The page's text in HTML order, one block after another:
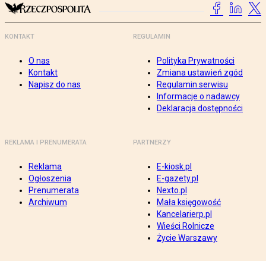
KONTAKT
O nas
Kontakt
Napisz do nas
REGULAMIN
Polityka Prywatności
Zmiana ustawień zgód
Regulamin serwisu
Informacje o nadawcy
Deklaracja dostępności
REKLAMA I PRENUMERATA
Reklama
Ogłoszenia
Prenumerata
Archiwum
PARTNERZY
E-kiosk.pl
E-gazety.pl
Nexto.pl
Mała księgowość
Kancelarierp.pl
Wieści Rolnicze
Życie Warszawy